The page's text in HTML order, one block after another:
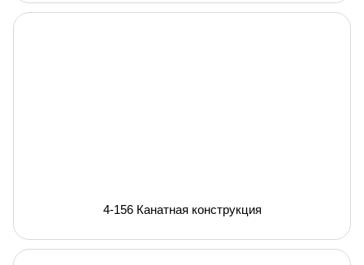
4-156 Канатная конструкция